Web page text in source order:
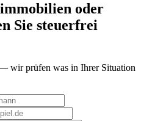
oder
Sie steuerfrei
wir prüfen was in Ihrer Situation